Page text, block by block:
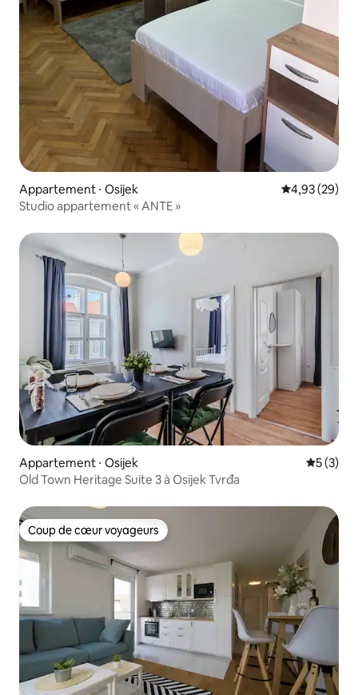
Appartement ⋅ Osijek Évaluation
4,93 (29)
Studio appartement « ANTE »
Appartement ⋅ Osijek
5 (3)
Old Town Heritage Suite 3 à Osijek Tvrđa
Coup de cœur voyageurs
Coup de cœur voyageurs